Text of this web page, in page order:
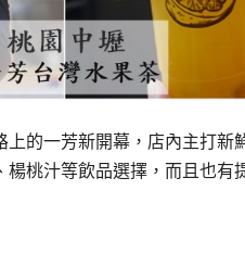
上的一芳新開幕，店內主打新
桃汁等飲品選擇，而且也有